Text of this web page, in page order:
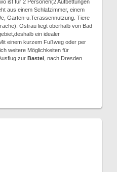
ist für 2 Personen(2 Aufbettungen
aus einem Schlafzimmer, einem
Garten-u.Terassennutzung. Tiere
Ostrau liegt oberhalb von Bad
ein idealer
einem kurzem Fußweg oder per
weitere Möglichkeiten für
zur Bastei , nach Dresden